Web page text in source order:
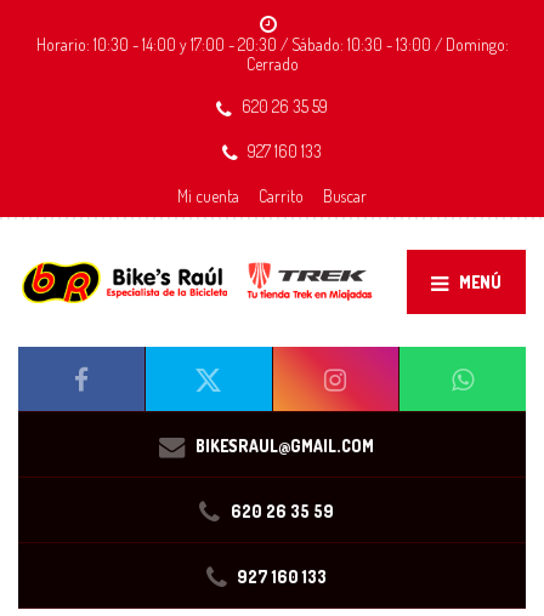
Horario: 10:30 - 14:00 y 17:00 - 20:30 / Sábado: 10:30 - 13:00 / Domingo:
Cerrado
620 26 35 59
927 160 133
Mi cuenta Carrito Buscar
MENÚ
BIKESRAUL@GMAIL.COM
620 26 35 59
927 160 133